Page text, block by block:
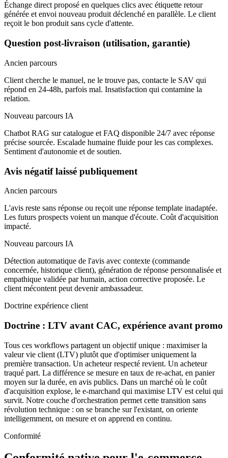
Échange direct proposé en quelques clics avec étiquette retour
générée et envoi nouveau produit déclenché en parallèle. Le client
reçoit le bon produit sans cycle d'attente.
Question post-livraison (utilisation, garantie)
Ancien parcours
Client cherche le manuel, ne le trouve pas, contacte le SAV qui
répond en 24-48h, parfois mal. Insatisfaction qui contamine la
relation.
Nouveau parcours IA
Chatbot RAG sur catalogue et FAQ disponible 24/7 avec réponse
précise sourcée. Escalade humaine fluide pour les cas complexes.
Sentiment d'autonomie et de soutien.
Avis négatif laissé publiquement
Ancien parcours
L'avis reste sans réponse ou reçoit une réponse template inadaptée.
Les futurs prospects voient un manque d'écoute. Coût d'acquisition
impacté.
Nouveau parcours IA
Détection automatique de l'avis avec contexte (commande
concernée, historique client), génération de réponse personnalisée et
empathique validée par humain, action corrective proposée. Le
client mécontent peut devenir ambassadeur.
Doctrine expérience client
Doctrine : LTV avant CAC, expérience avant promo
Tous ces workflows partagent un objectif unique : maximiser la
valeur vie client (LTV) plutôt que d'optimiser uniquement la
première transaction. Un acheteur respecté revient. Un acheteur
traqué part. La différence se mesure en taux de re-achat, en panier
moyen sur la durée, en avis publics. Dans un marché où le coût
d'acquisition explose, le e-marchand qui maximise LTV est celui qui
survit. Notre couche d'orchestration permet cette transition sans
révolution technique : on se branche sur l'existant, on oriente
intelligemment, on mesure et on apprend en continu.
Conformité